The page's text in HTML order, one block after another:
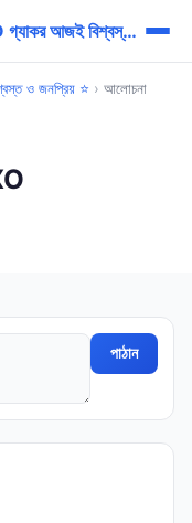
✅ 99XO অফিসিয়াল সাইট এবং 99XO গ্যাকর আজই বিশ্বস্ত ও জনপ্রিয় ⭐
ও জনপ্রিয় ⭐ › আলোচনা
পাঠান